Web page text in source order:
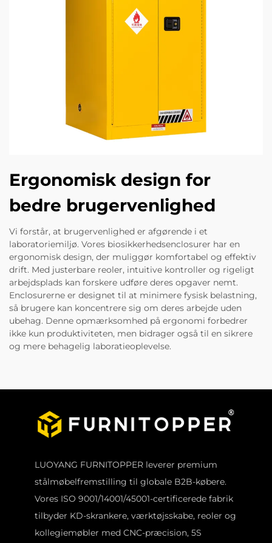
Ergonomisk design for
bedre brugervenlighed
Vi forstår, at brugervenlighed er afgørende i et
laboratoriemiljø. Vores biosikkerhedsenclosurer har en
ergonomisk design, der muliggør komfortabel og effektiv
drift. Med justerbare reoler, intuitive kontroller og rigeligt
arbejdsplads kan forskere udføre deres opgaver nemt.
Enclosurerne er designet til at minimere fysisk belastning,
så brugere kan koncentrere sig om deres arbejde uden
ubehag. Denne opmærksomhed på ergonomi forbedrer
ikke kun produktiviteten, men bidrager også til en sikrere
og mere behagelig laboratieoplevelse.
LUOYANG FURNITOPPER leverer premium
stålmøbelfremstilling til globale B2B-købere.
Vores ISO 9001/14001/45001-certificerede fabrik
tilbyder KD-skrankere, værktøjsskabe, reoler og
kollegiemøbler med CNC-præcision, 5S